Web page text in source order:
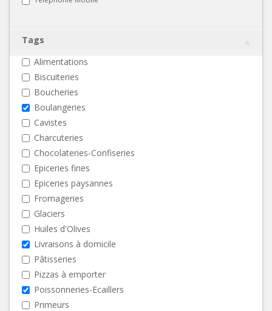
Tags
Alimentations
Biscuiteries
Boucheries
Boulangeries
Cavistes
Charcuteries
Chocolateries-Confiseries
Epiceries fines
Epiceries paysannes
Fromageries
Glaciers
Huiles d'Olives
Livraisons à domicile
Pâtisseries
Pizzas à emporter
Poissonneries-Ecaillers
Primeurs